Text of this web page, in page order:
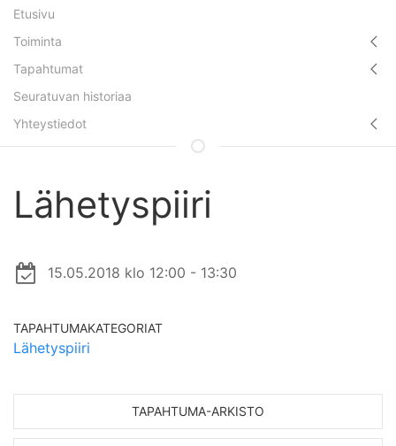
Etusivu
Toiminta
Tapahtumat
Seuratuvan historiaa
Yhteystiedot
Lähetyspiiri
15.05.2018 klo 12:00 - 13:30
TAPAHTUMAKATEGORIAT
Lähetyspiiri
TAPAHTUMA-ARKISTO